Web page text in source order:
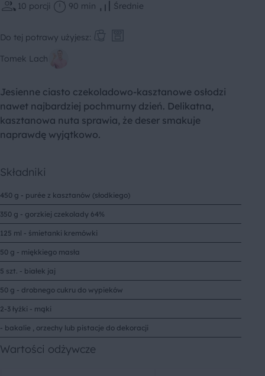
10 porcji 90 min Średnie
Do tej potrawy użyjesz:
Tomek Lach
Jesienne ciasto czekoladowo-kasztanowe osłodzi
nawet najbardziej pochmurny dzień. Delikatna,
kasztanowa nuta sprawia, że deser smakuje
naprawdę wyjątkowo.
Składniki
450 g - purée z kasztanów (słodkiego)
350 g - gorzkiej czekolady 64%
125 ml - śmietanki kremówki
50 g - miękkiego masła
5 szt. - białek jaj
50 g - drobnego cukru do wypieków
2-3 łyżki - mąki
- bakalie , orzechy lub pistacje do dekoracji
Wartości odżywcze